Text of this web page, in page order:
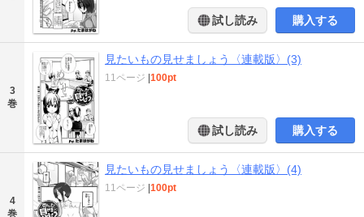
試し読み 購入する
3
巻
見たいもの見せましょう〈連載版〉(3)
11ページ |100pt
試し読み 購入する
4
巻
見たいもの見せましょう〈連載版〉(4)
11ページ |100pt